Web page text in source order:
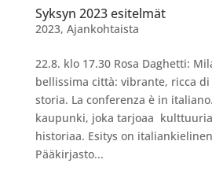
Syksyn 2023 esitelmät
2023, Ajankohtaista
22.8. klo 17.30 Rosa Daghetti:
bellissima città: vibrante, ricca
storia. La conferenza è in
kaupunki, joka tarjoaa
historiaa. Esitys on
Pääkirjasto...